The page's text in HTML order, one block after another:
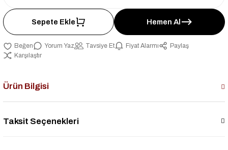
Sepete Ekle Hemen Al
Yorum Yaz Tavsiye Et Fiyat Alarmı
Paylaş
Karşılaştır
Ürün Bilgisi
Taksit Seçenekleri